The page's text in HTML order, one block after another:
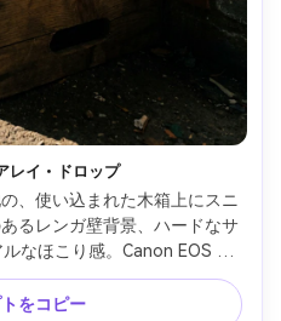
レイ・ドロップ
、使い込まれた木箱上にスニ
るレンガ壁背景、ハードなサ
なほこり感。Canon EOS R6
リー的商品シーン、超リアル
ル --ar 4:5
をコピー